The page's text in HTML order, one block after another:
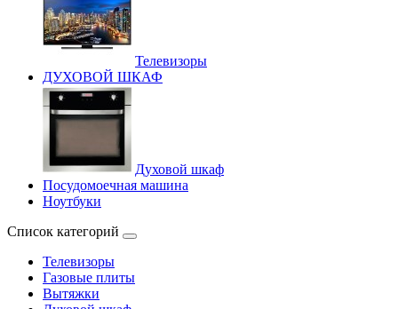
Телевизоры
ДУХОВОЙ ШКАФ
Духовой шкаф
Посудомоечная машина
Ноутбуки
Список категорий
Телевизоры
Газовые плиты
Вытяжки